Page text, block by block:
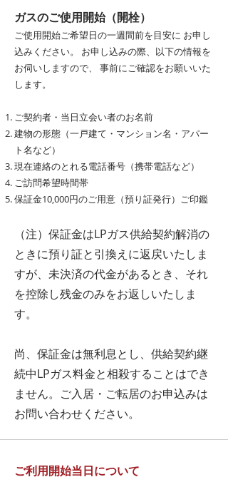
ガスのご使用開始（開栓）
ご使用開始ご希望日の一週間前を目安に お申し
込みください。 お申し込みの際、以下の情報を
お伺いしますので、 事前にご確認をお願いいた
します。
ご契約者・当日立会い者のお名前
建物の形態（一戸建て・マンション名・アパー
ト名など）
現在連絡のとれる電話番号（携帯電話など）
ご訪問希望時間帯
保証金10,000円のご用意（預り証発行）ご印鑑
（注）保証金はLPガス供給契約解消の
ときに預り証と引換えに返戻いたしま
すが、未決済の代金があるとき、それ
を控除し残金のみをお返しいたしま
す。
尚、保証金は無利息とし、供給契約継
続中LPガス料金と相殺することはでき
ません。ご入居・ご転居のお申込みは
お問い合わせください。
ご利用開始当日について